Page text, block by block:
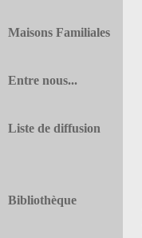
Maisons Familiales
Entre nous...
Liste de diffusion
Bibliothèque